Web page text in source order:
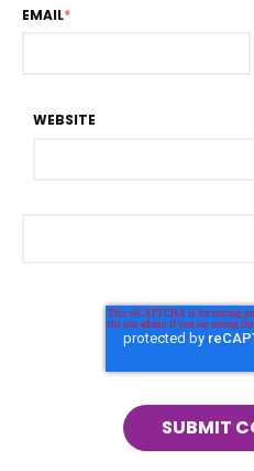
EMAIL*
WEBSITE